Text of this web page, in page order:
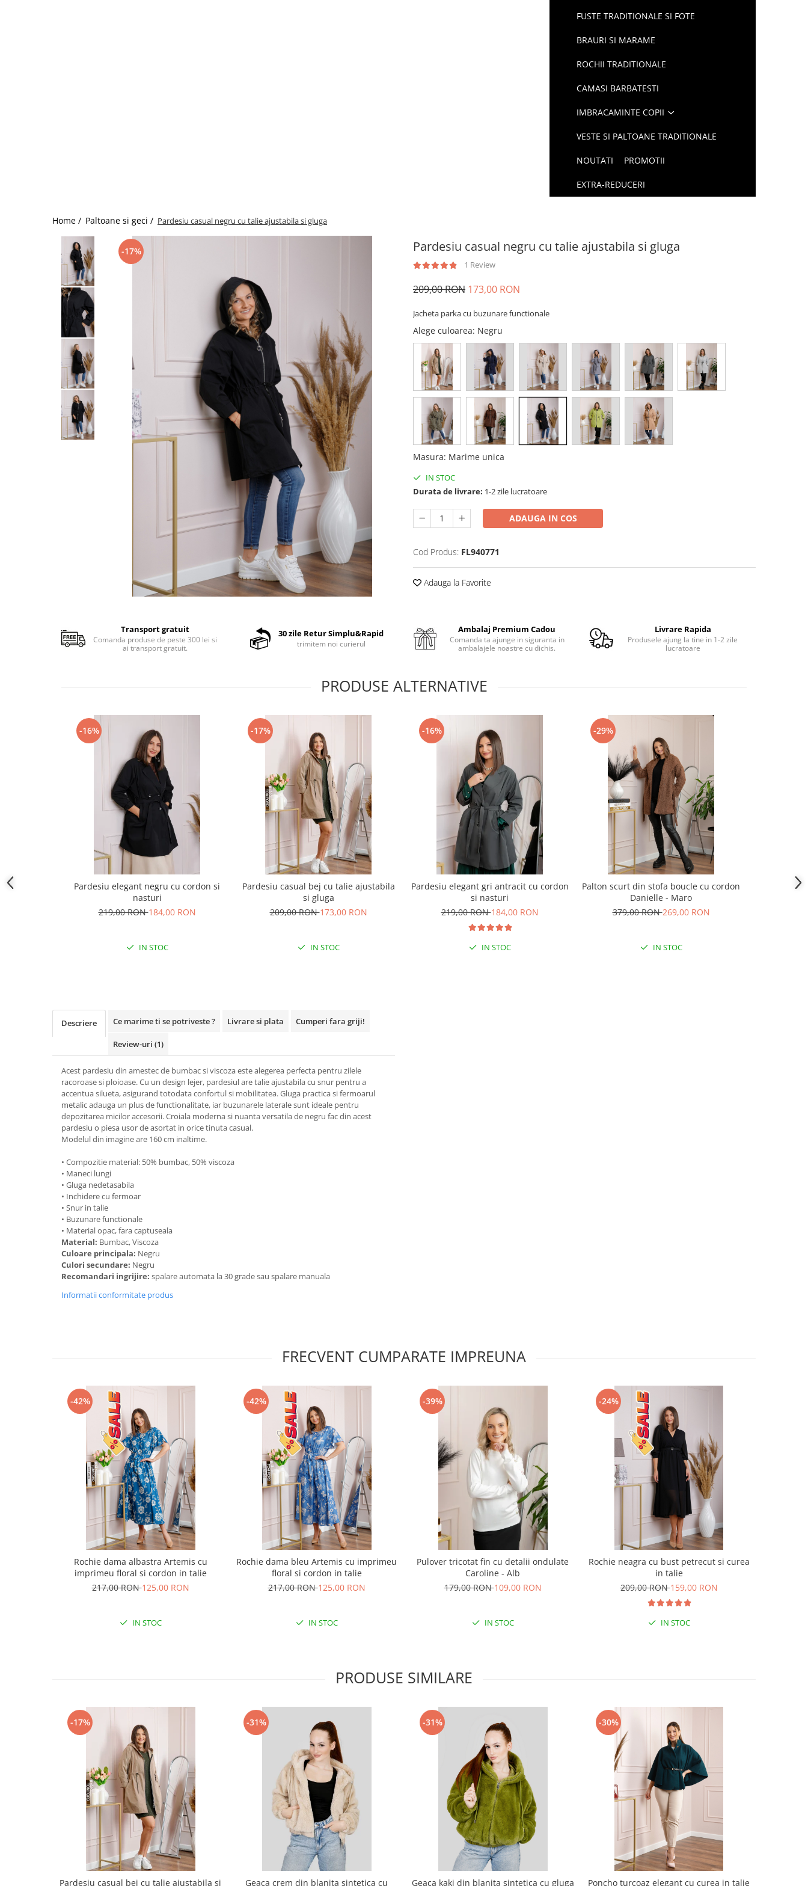
FUSTE TRADITIONALE SI FOTE
BRAURI SI MARAME
ROCHII TRADITIONALE
CAMASI BARBATESTI
IMBRACAMINTE COPII
VESTE SI PALTOANE TRADITIONALE
NOUTATI PROMOTII
EXTRA-REDUCERI
Home / Paltoane si geci / Pardesiu casual negru cu talie ajustabila si gluga
Pardesiu casual negru cu talie ajustabila si gluga
1 Review
-17%
209,00 RON 173,00 RON
Jacheta parka cu buzunare functionale
Alege culoarea: Negru
Masura: Marime unica
IN STOC
Durata de livrare: 1-2 zile lucratoare
ADAUGA IN COS
Cod Produs: FL940771
Adauga la Favorite
Transport gratuit
Comanda produse de peste 300 lei si
ai transport gratuit.
30 zile Retur Simplu&Rapid
trimitem noi curierul
Ambalaj Premium Cadou
Comanda ta ajunge in siguranta in
ambalajele noastre cu dichis.
Livrare Rapida
Produsele ajung la tine in 1-2 zile
lucratoare
PRODUSE ALTERNATIVE
-16%
Pardesiu elegant negru cu cordon si
nasturi
219,00 RON184,00 RON
IN STOC
-17%
Pardesiu casual bej cu talie ajustabila
si gluga
209,00 RON173,00 RON
IN STOC
-16%
Pardesiu elegant gri antracit cu cordon
si nasturi
219,00 RON184,00 RON
IN STOC
-29%
Palton scurt din stofa boucle cu cordon
Danielle - Maro
379,00 RON269,00 RON
IN STOC
Pardesiu
Descriere Ce marime ti se potriveste ? Livrare si plata Cumperi fara griji!
Review-uri (1)
Acest pardesiu din amestec de bumbac si viscoza este alegerea perfecta pentru zilele
racoroase si ploioase. Cu un design lejer, pardesiul are talie ajustabila cu snur pentru a
accentua silueta, asigurand totodata confortul si mobilitatea. Gluga practica si fermoarul
metalic adauga un plus de functionalitate, iar buzunarele laterale sunt ideale pentru
depozitarea micilor accesorii. Croiala moderna si nuanta versatila de negru fac din acest
pardesiu o piesa usor de asortat in orice tinuta casual.
Modelul din imagine are 160 cm inaltime.
• Compozitie material: 50% bumbac, 50% viscoza
• Maneci lungi
• Gluga nedetasabila
• Inchidere cu fermoar
• Snur in talie
• Buzunare functionale
• Material opac, fara captuseala
Material: Bumbac, Viscoza
Culoare principala: Negru
Culori secundare: Negru
Recomandari ingrijire: spalare automata la 30 grade sau spalare manuala
Informatii conformitate produs
FRECVENT CUMPARATE IMPREUNA
-42%
Rochie dama albastra Artemis cu
imprimeu floral si cordon in talie
217,00 RON125,00 RON
IN STOC
-42%
Rochie dama bleu Artemis cu imprimeu
floral si cordon in talie
217,00 RON125,00 RON
IN STOC
-39%
Pulover tricotat fin cu detalii ondulate
Caroline - Alb
179,00 RON109,00 RON
IN STOC
-24%
Rochie neagra cu bust petrecut si curea
in talie
209,00 RON159,00 RON
IN STOC
PRODUSE SIMILARE
-17%
Pardesiu casual bej cu talie ajustabila si
-31%
Geaca crem din blanita sintetica cu
-31%
Geaca kaki din blanita sintetica cu gluga
-30%
Poncho turcoaz elegant cu curea in talie